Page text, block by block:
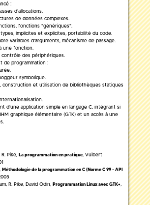
:
d'allocations.
de données complexes.
fonctions "génériques".
implicites et explicites, portabilité du code.
variables d'arguments, mécanisme de passage.
une fonction.
contrôle des périphériques.
de programmation :
symbolique.
construction et utilisation de bibliothèques statiques
d'une application simple en langage C, intégrant si
graphique élémentaire (GTK) et un accès à une
Pike, La programmation en pratique, Vuibert
Méthodologie de la programmation en C (Norme C 99 - API
R. Pike, David Odin, Programmation Linux avec GTK+,